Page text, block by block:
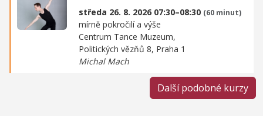
středa 26. 8. 2026 07:30–08:30 (60 minut)
mírně pokročilí a výše
Centrum Tance Muzeum,
Politických vězňů 8, Praha 1
Michal Mach
Další podobné kurzy